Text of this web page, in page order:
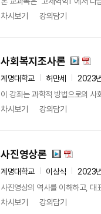
차시보기
강의담기
사회복지조사론
계명대학교 허만세
2023
이 강좌는 과학적 방법으로의 사
차시보기
강의담기
사진영상론
계명대학교 이상식
2023
사진영상의 역사를 이해하고, 대
차시보기
강의담기